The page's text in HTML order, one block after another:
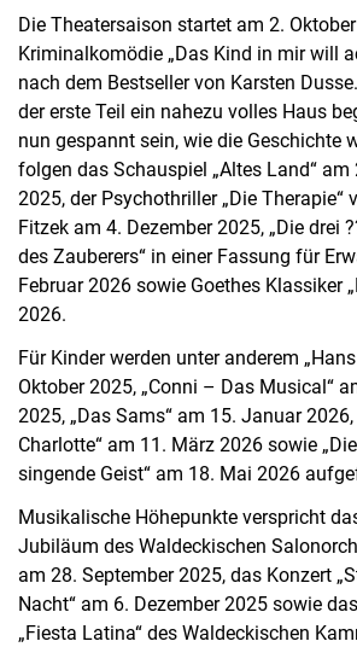
Die Theatersaison startet am 2.
Kriminalkomödie „Das Kind in mir will
nach dem Bestseller von Karsten
der erste Teil ein nahezu volles Haus
nun gespannt sein, wie die Geschichte
folgen das Schauspiel „Altes Land“ am
2025, der Psychothriller „Die Therapie“
Fitzek am 4. Dezember 2025, „Die drei
des Zauberers“ in einer Fassung für
Februar 2026 sowie Goethes Klassiker
2026.
Für Kinder werden unter anderem
Oktober 2025, „Conni – Das Musical“
2025, „Das Sams“ am 15. Januar
Charlotte“ am 11. März 2026 sowie
singende Geist“ am 18. Mai 2026
Musikalische Höhepunkte verspricht
Jubiläum des Waldeckischen
am 28. September 2025, das Konzert
Nacht“ am 6. Dezember 2025 sowie
„Fiesta Latina“ des Waldeckischen